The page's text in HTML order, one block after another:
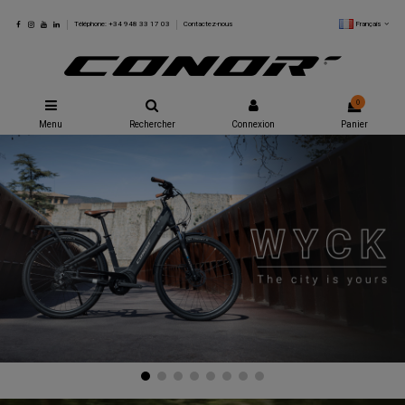
Téléphone: +34 948 33 17 03 Contactez-nous Français
Menu Rechercher Connexion
0
Panier